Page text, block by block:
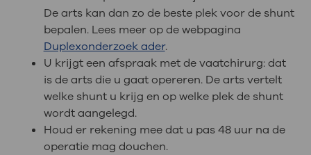
De arts kan dan zo de beste plek voor de shunt
bepalen. Lees meer op de webpagina
Duplexonderzoek ader.
U krijgt een afspraak met de vaatchirurg: dat
is de arts die u gaat opereren. De arts vertelt
welke shunt u krijg en op welke plek de shunt
wordt aangelegd.
Houd er rekening mee dat u pas 48 uur na de
operatie mag douchen.